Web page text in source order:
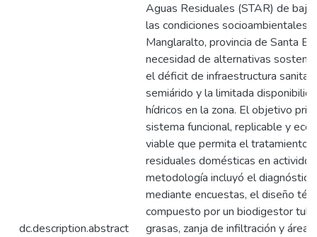
dc.description.abstract
Aguas Residuales (STAR) de
las condiciones socioambientales
Manglaralto, provincia de Santa
necesidad de alternativas
el déficit de infraestructura
semiárido y la limitada
hídricos en la zona. El objetivo
sistema funcional, replicable y
viable que permita el tratamiento
residuales domésticas en
metodología incluyó el
mediante encuestas, el diseño
compuesto por un biodigestor
grasas, zanja de infiltración y área